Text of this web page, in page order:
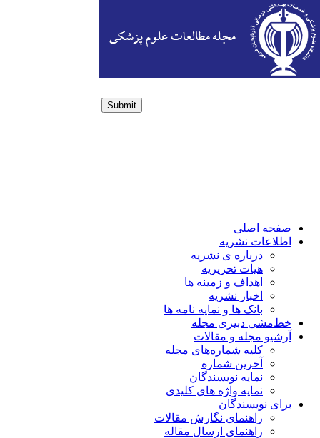
Submit
صفحه اصلی
اطلاعات نشریه
درباره ی نشریه
هیات تحریریه
اهداف و زمینه ها
اخبار نشریه
بانک ها و نمایه نامه ها
خط‌مشی دبیری مجله
آرشیو مجله و مقالات
کلیه شماره‌های مجله
آخرین شماره
نمایه نویسندگان
نمایه واژه های کلیدی
برای نویسندگان
راهنمای نگارش مقالات
راهنمای ارسال مقاله